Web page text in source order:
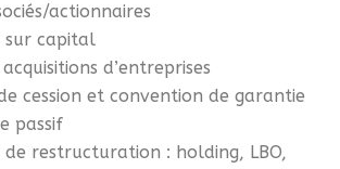
actionnaires
sur capital
d’entreprises
cession et convention de garantie
passif
de restructuration : holding, LBO,